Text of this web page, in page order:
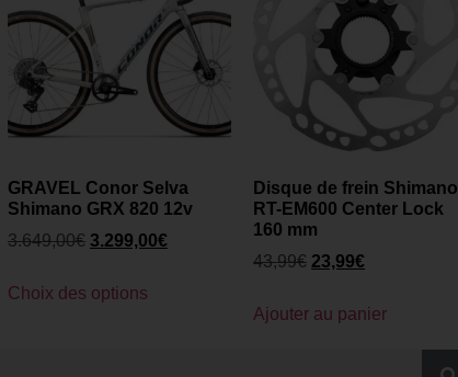
GRAVEL Conor Selva
Shimano GRX 820 12v
3.649,00€ 3.299,00€
Choix des options
Disque de frein Shimano
RT-EM600 Center Lock
160 mm
43,99€ 23,99€
Ajouter au panier